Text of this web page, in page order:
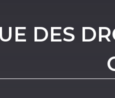
DES